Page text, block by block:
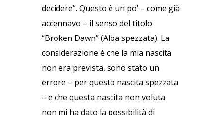
decidere”. Questo è un po’ – come già
accennavo – il senso del titolo
“Broken Dawn” (Alba spezzata). La
considerazione è che la mia nascita
non era prevista, sono stato un
errore – per questo nascita spezzata
– e che questa nascita non voluta
non mi ha dato la possibilità di